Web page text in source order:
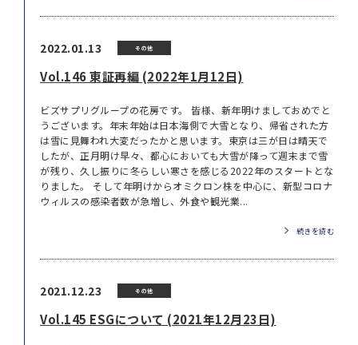
2022.01.13 その他
Vol.146 東証再編 (2022年1月12日)
ビズサプリグループの花房です。 皆様、新年明けましておめでと
うございます。年末年始は日本海側で大雪となり、帰省された方
は雪に見舞われ大変だったかと思います。東京は三が日は晴天で
したが、正月明け早々、都心においても大雪が降って週末まで雪
が残り、久し振りに冬らしい寒さを感じる2022年のスタートとな
りました。 そして年明けからオミクロン株を中心に、新型コロナ
ウィルスの感染者数が急増し、外食や観光業...
続きを読む
2021.12.23 その他
Vol.145 ESGについて (2021年12月23日)